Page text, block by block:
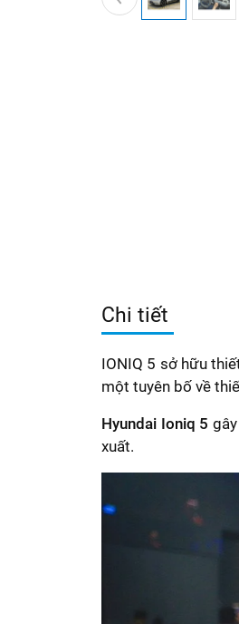
Chi tiết
IONIQ 5 sở hữu
một tuyên bố về
Hyundai Ioniq 5
xuất.